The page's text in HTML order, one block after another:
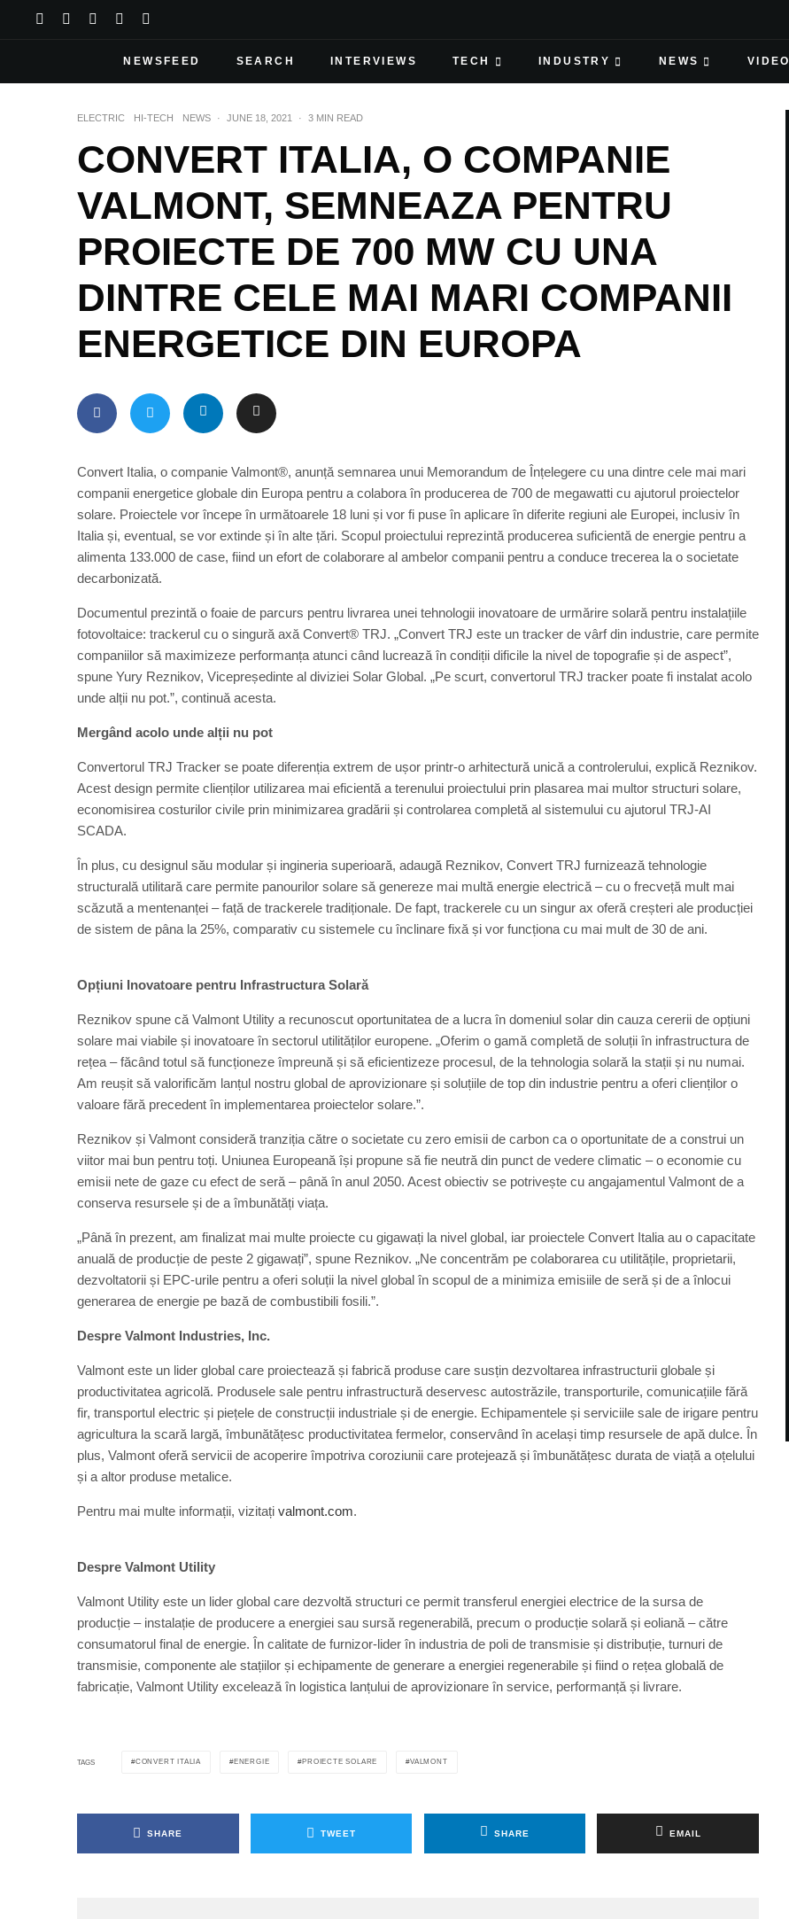
NEWSFEED SEARCH INTERVIEWS TECH INDUSTRY NEWS VIDEO
ELECTRIC HI-TECH NEWS · JUNE 18, 2021 · 3 MIN READ
CONVERT ITALIA, O COMPANIE
VALMONT, SEMNEAZA PENTRU
PROIECTE DE 700 MW CU UNA
DINTRE CELE MAI MARI COMPANII
ENERGETICE DIN EUROPA
Convert Italia, o companie Valmont®, anunță semnarea unui Memorandum de Înțelegere cu una dintre cele mai mari
companii energetice globale din Europa pentru a colabora în producerea de 700 de megawatti cu ajutorul proiectelor
solare. Proiectele vor începe în următoarele 18 luni și vor fi puse în aplicare în diferite regiuni ale Europei, inclusiv în
Italia și, eventual, se vor extinde și în alte țări. Scopul proiectului reprezintă producerea suficientă de energie pentru a
alimenta 133.000 de case, fiind un efort de colaborare al ambelor companii pentru a conduce trecerea la o societate
decarbonizată.
Documentul prezintă o foaie de parcurs pentru livrarea unei tehnologii inovatoare de urmărire solară pentru instalațiile
fotovoltaice: trackerul cu o singură axă Convert® TRJ. „Convert TRJ este un tracker de vârf din industrie, care permite
companiilor să maximizeze performanța atunci când lucrează în condiții dificile la nivel de topografie și de aspect”,
spune Yury Reznikov, Vicepreședinte al diviziei Solar Global. „Pe scurt, convertorul TRJ tracker poate fi instalat acolo
unde alții nu pot.”, continuă acesta.
Mergând acolo unde alții nu pot
Convertorul TRJ Tracker se poate diferenția extrem de ușor printr-o arhitectură unică a controlerului, explică Reznikov.
Acest design permite clienților utilizarea mai eficientă a terenului proiectului prin plasarea mai multor structuri solare,
economisirea costurilor civile prin minimizarea gradării și controlarea completă al sistemului cu ajutorul TRJ-AI
SCADA.
În plus, cu designul său modular și ingineria superioară, adaugă Reznikov, Convert TRJ furnizează tehnologie
structurală utilitară care permite panourilor solare să genereze mai multă energie electrică – cu o frecveță mult mai
scăzută a mentenanței – față de trackerele tradiționale. De fapt, trackerele cu un singur ax oferă creșteri ale producției
de sistem de pâna la 25%, comparativ cu sistemele cu înclinare fixă și vor funcționa cu mai mult de 30 de ani.
Opțiuni Inovatoare pentru Infrastructura Solară
Reznikov spune că Valmont Utility a recunoscut oportunitatea de a lucra în domeniul solar din cauza cererii de opțiuni
solare mai viabile și inovatoare în sectorul utilităților europene. „Oferim o gamă completă de soluții în infrastructura de
rețea – făcând totul să funcționeze împreună și să eficientizeze procesul, de la tehnologia solară la stații și nu numai.
Am reușit să valorificăm lanțul nostru global de aprovizionare și soluțiile de top din industrie pentru a oferi clienților o
valoare fără precedent în implementarea proiectelor solare.”.
Reznikov și Valmont consideră tranziția către o societate cu zero emisii de carbon ca o oportunitate de a construi un
viitor mai bun pentru toți. Uniunea Europeană își propune să fie neutră din punct de vedere climatic – o economie cu
emisii nete de gaze cu efect de seră – până în anul 2050. Acest obiectiv se potrivește cu angajamentul Valmont de a
conserva resursele și de a îmbunătăți viața.
„Până în prezent, am finalizat mai multe proiecte cu gigawați la nivel global, iar proiectele Convert Italia au o capacitate
anuală de producție de peste 2 gigawați”, spune Reznikov. „Ne concentrăm pe colaborarea cu utilitățile, proprietarii,
dezvoltatorii și EPC-urile pentru a oferi soluții la nivel global în scopul de a minimiza emisiile de seră și de a înlocui
generarea de energie pe bază de combustibili fosili.”.
Despre Valmont Industries, Inc.
Valmont este un lider global care proiectează și fabrică produse care susțin dezvoltarea infrastructurii globale și
productivitatea agricolă. Produsele sale pentru infrastructură deservesc autostrăzile, transporturile, comunicațiile fără
fir, transportul electric și piețele de construcții industriale și de energie. Echipamentele și serviciile sale de irigare pentru
agricultura la scară largă, îmbunătățesc productivitatea fermelor, conservând în același timp resursele de apă dulce. În
plus, Valmont oferă servicii de acoperire împotriva coroziunii care protejează și îmbunătățesc durata de viață a oțelului
și a altor produse metalice.
Pentru mai multe informații, vizitați valmont.com.
Despre Valmont Utility
Valmont Utility este un lider global care dezvoltă structuri ce permit transferul energiei electrice de la sursa de
producție – instalație de producere a energiei sau sursă regenerabilă, precum o producție solară și eoliană – către
consumatorul final de energie. În calitate de furnizor-lider în industria de poli de transmisie și distribuție, turnuri de
transmisie, componente ale stațiilor și echipamente de generare a energiei regenerabile și fiind o rețea globală de
fabricație, Valmont Utility excelează în logistica lanțului de aprovizionare în service, performanță și livrare.
TAGS CONVERT ITALIA ENERGIE PROIECTE SOLARE VALMONT
SHARE TWEET SHARE EMAIL